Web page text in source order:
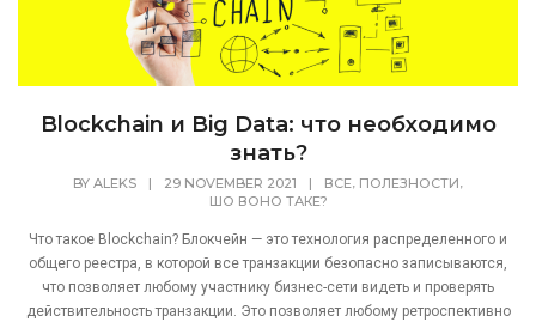
Blockchain и Big Data: что необходимо
знать?
BY ALEKS | 29 NOVEMBER 2021 | ВСЕ, ПОЛЕЗНОСТИ,
ШО ВОНО ТАКЕ?
Что такое Blockchain? Блокчейн — это технология распределенного и
общего реестра, в которой все транзакции безопасно записываются,
что позволяет любому участнику бизнес-сети видеть и проверять
действительность транзакции. Это позволяет любому ретроспективно